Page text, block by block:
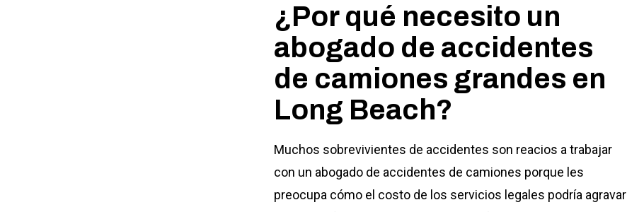
¿Por qué necesito un
abogado de accidentes
de camiones grandes en
Long Beach?
Muchos sobrevivientes de accidentes son reacios a trabajar
con un abogado de accidentes de camiones porque les
preocupa cómo el costo de los servicios legales podría agravar